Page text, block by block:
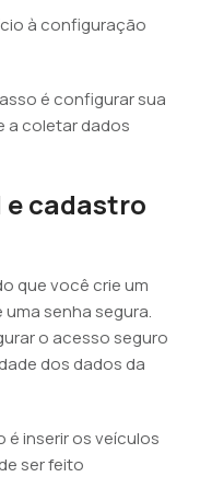
à configuração
é configurar sua
a coletar dados
cadastro
que você crie um
senha segura.
o acesso seguro
dos dados da
inserir os veículos
ser feito